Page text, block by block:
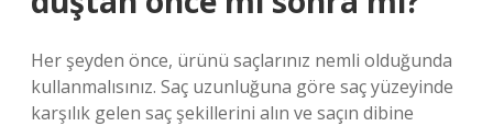
Her şeyden önce, ürünü saçlarınız nemli olduğunda
kullanmalısınız. Saç uzunluğuna göre saç yüzeyinde
karşılık gelen saç şekillerini alın ve saçın dibine